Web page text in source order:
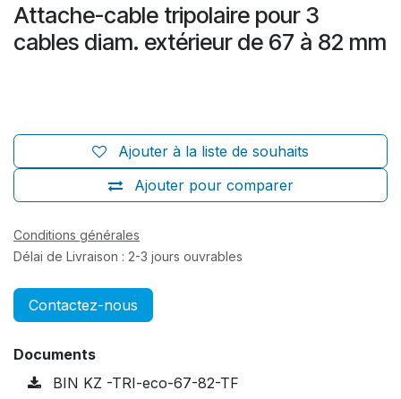
Attache-cable tripolaire pour 3
cables diam. extérieur de 67 à 82 mm
Ajouter pour comparer
Ajouter à la liste de souhaits
Conditions générales
Délai de Livraison : 2-3 jours ouvrables
Contactez-nous
Documents
BIN KZ -TRI-eco-67-82-TF